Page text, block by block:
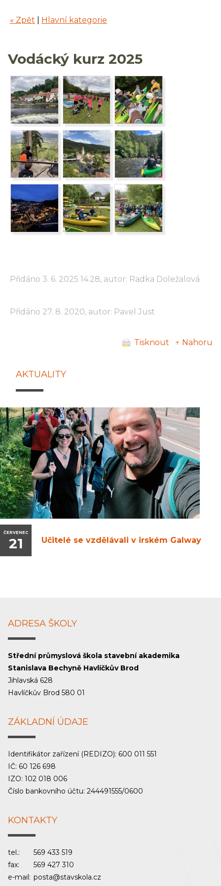
« Zpět Hlavní kategorie
Vodácký kurz 2025
Přidáno 3. 6. 2025 14.28, autor: Radka Doležalová
Přidáno 27. 8. 2020, autor: Pavel Just
Tisknout ↑ Nahoru
AKTUALITY
ČERVENEC
21 Učitelé se vzdělávali v irském Galway
ADRESA ŠKOLY
Střední průmyslová škola stavební akademika
Stanislava Bechyně Havlíčkův Brod
Jihlavská 628
Havlíčkův Brod 580 01
ZÁKLADNÍ ÚDAJE
Identifikátor zařízení (REDIZO): 600 011 551
IČ: 60 126 698
IZO: 102 018 006
Číslo bankovního účtu: 244491555/0600
KONTAKTY
tel.:
569 433 519
fax:
569 427 310
e-mail: posta@stavskola.cz